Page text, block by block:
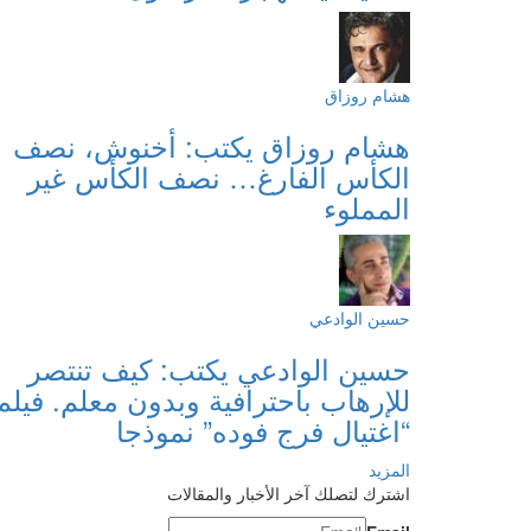
هشام روزاق
هشام روزاق يكتب: أخنوش، نصف
الكأس الفارغ… نصف الكأس غير
المملوء
حسين الوادعي
حسين الوادعي يكتب: كيف تنتصر
للإرهاب باحترافية وبدون معلم.
“اغتيال فرج فوده” نموذجا
المزيد
اشترك لتصلك آخر الأخبار والمقالات